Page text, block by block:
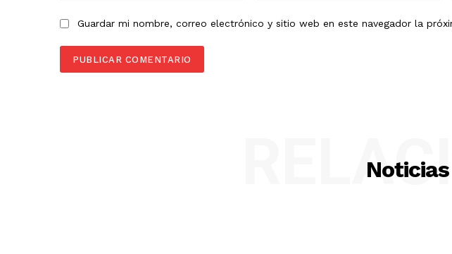
Guardar mi nombre, correo electrónico y sitio web en este navegador la